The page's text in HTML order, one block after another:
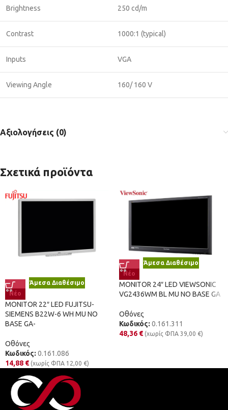
Brightness 250 cd/m
Contrast 1000:1 (typical)
Inputs VGA
Viewing Angle 160/ 160 V
Αξιολογήσεις (0)
Σχετικά προϊόντα
Άμεσα Διαθέσιμο
Νέο
MONITOR 22″ LED FUJITSU-
SIEMENS B22W-6 WH MU NO
BASE GA-
Οθόνες
Κωδικός: 0.161.086
14,88 € (χωρίς ΦΠΑ 12,00 €)
Άμεσα Διαθέσιμο
Νέο
MONITOR 24″ LED VIEWSONIC
VG2436WM BL MU NO BASE GA
Οθόνες
Κωδικός: 0.161.311
48,36 € (χωρίς ΦΠΑ 39,00 €)